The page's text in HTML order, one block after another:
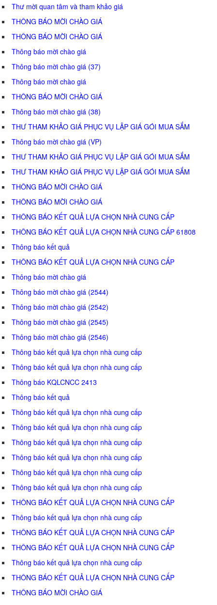
Thư mời quan tâm và tham khảo giá
THÔNG BÁO MỜI CHÀO GIÁ
THÔNG BÁO MỜI CHÀO GIÁ
Thông báo mời chào giá
Thông báo mời chào giá (37)
Thông báo mời chào giá
THÔNG BÁO MỜI CHÀO GIÁ
Thông báo mời chào giá (38)
THƯ THAM KHẢO GIÁ PHỤC VỤ LẬP GIÁ GÓI MUA SẮM
Thông báo mời chào giá (VP)
THƯ THAM KHẢO GIÁ PHỤC VỤ LẬP GIÁ GÓI MUA SẮM
THƯ THAM KHẢO GIÁ PHỤC VỤ LẬP GIÁ GÓI MUA SẮM
THÔNG BÁO MỜI CHÀO GIÁ
THÔNG BÁO MỜI CHÀO GIÁ
THÔNG BÁO KẾT QUẢ LỰA CHỌN NHÀ CUNG CẤP
THÔNG BÁO KẾT QUẢ LỰA CHỌN NHÀ CUNG CẤP 61808
Thông báo kết quả
THÔNG BÁO KẾT QUẢ LỰA CHỌN NHÀ CUNG CẤP
Thông báo mời chào giá
Thông báo mời chào giá (2544)
Thông báo mời chào giá (2542)
Thông báo mời chào giá (2545)
Thông báo mời chào giá (2546)
Thông báo kết quả lựa chọn nhà cung cấp
Thông báo kết quả lựa chọn nhà cung cấp
Thông báo KQLCNCC 2413
Thông báo kết quả
Thông báo kết quả lựa chọn nhà cung cấp
Thông báo kết quả lựa chọn nhà cung cấp
Thông báo kết quả lựa chọn nhà cung cấp
Thông báo kết quả lựa chọn nhà cung cấp
Thông báo kết quả lựa chọn nhà cung cấp
Thông báo kết quả lựa chọn nhà cung cấp
THÔNG BÁO KẾT QUẢ LỰA CHỌN NHÀ CUNG CẤP
Thông báo kết quả lựa chọn nhà cung cấp
THÔNG BÁO KẾT QUẢ LỰA CHỌN NHÀ CUNG CẤP
THÔNG BÁO KẾT QUẢ LỰA CHỌN NHÀ CUNG CẤP
Thông báo kết quả lựa chọn nhà cung cấp
THÔNG BÁO KẾT QUẢ LỰA CHỌN NHÀ CUNG CẤP
THÔNG BÁO MỜI CHÀO GIÁ